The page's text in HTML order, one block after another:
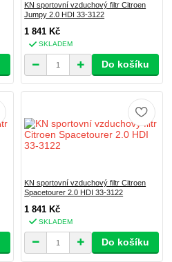
KN sportovní vzduchový filtr Citroen
Jumpy 2.0 HDI 33-3122
1 841 Kč
SKLADEM
Do košíku
KN sportovní vzduchový filtr Citroen
Spacetourer 2.0 HDI 33-3122
1 841 Kč
SKLADEM
Do košíku